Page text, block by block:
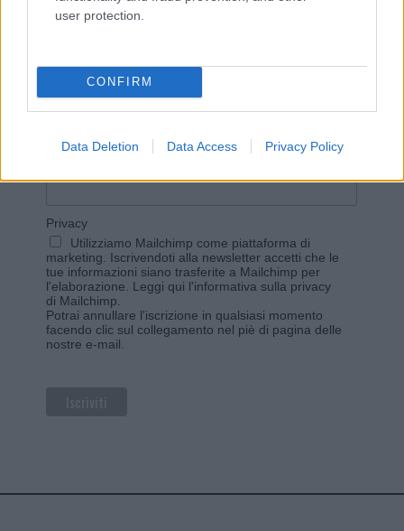
user protection.
CONFIRM
Data Deletion Data Access Privacy Policy
Iscriviti alla newsletter di Gallura Oggi e ricevi le nostre
email periodiche contenenti le ultime notizie pubblicate
sul sito web!
Indirizzo email*
Privacy
Utilizziamo Mailchimp come piattaforma di
marketing. Iscrivendoti alla newsletter accetti che le
tue informazioni siano trasferite a Mailchimp per
l'elaborazione. Leggi qui l'informativa sulla privacy
di Mailchimp
Potrai annullare l'iscrizione in qualsiasi momento
facendo clic sul collegamento nel piè di pagina delle
nostre e-mail.